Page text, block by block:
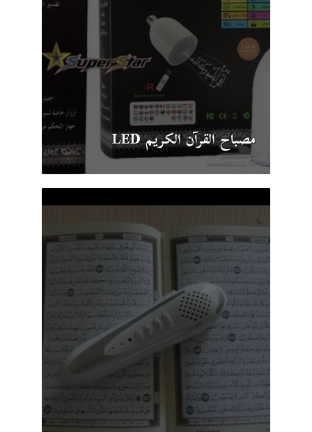
مصباح القرآن الكريم LED